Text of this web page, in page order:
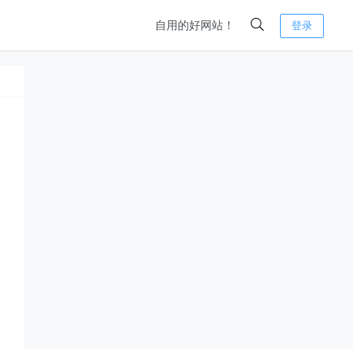
自用的好网站！ 登录